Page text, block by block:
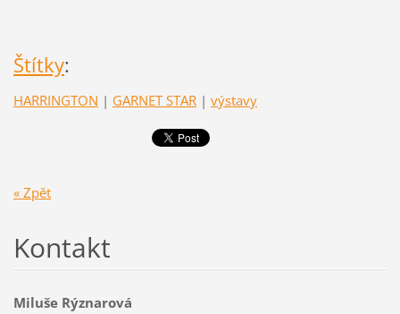
Štítky:
HARRINGTON | GARNET STAR | výstavy
« Zpět
Kontakt
Miluše Rýznarová